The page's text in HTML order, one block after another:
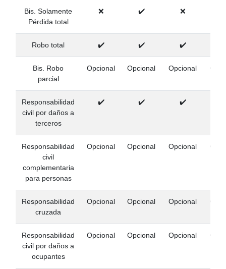
Bis. Solamente
Pérdida total
❌ ✔️ ❌
Robo total ✔️ ✔️ ✔️
Bis. Robo
parcial
Opcional Opcional Opcional
Responsabilidad
civil por daños a
terceros
✔️ ✔️ ✔️
Responsabilidad
civil
complementaria
para personas
Opcional Opcional Opcional
Responsabilidad
cruzada
Opcional Opcional Opcional
Responsabilidad
civil por daños a
ocupantes
Opcional Opcional Opcional